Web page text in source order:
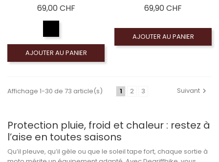
69,00 CHFPrix
AJOUTER AU PANIER
69,90 CHF
AJOUTER AU PANIER
Affichage 1-30 de 73 article(s) 1 2 3 Suivant
Protection pluie, froid et chaleur : restez à
l’aise en toutes saisons
Qu’il pleuve, qu’il gèle ou que le soleil tape fort, chaque sortie à